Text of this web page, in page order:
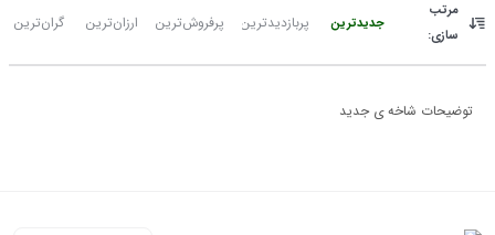
مرتب
سازی:
جدیدترین پربازدیدترین پرفروش‌ترین ارزان‌ترین گران‌ترین
توضیحات شاخه ی جدید